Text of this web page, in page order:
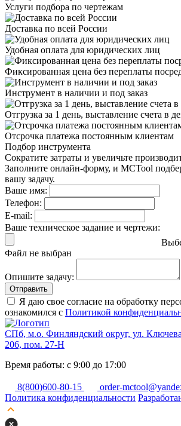
Услуги подбора по чертежам
Доставка по всей России
Удобная оплата для юридических лиц
Фиксированная цена без переплаты
Инструмент в наличии и под заказ
Отгрузка за 1 день, выставление счета в
Отсрочка платежа постоянным клиентам
Подбор инструмента
Сократите затраты и увеличьте
Заполните онлайн-форму, и MCTool
вашу задачу.
Ваше имя:
Телефон:
E-mail:
Ваше техническое задание и чертежи:
Файл не выбран
Опишите задачу:
Отправить
Я даю свое согласие на обработку
ознакомился с Политикой
СПб, м.о. Финляндский округ, ул.
206, пом. 27-Н
Время работы: с 9:00 до 17:00
8(800)600-80-15
order-
Политика конфиденциальности